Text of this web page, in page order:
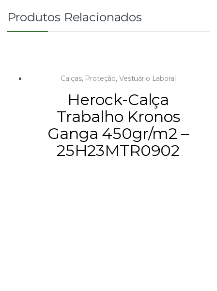
Produtos Relacionados
Calças, Proteção, Vestuário Laboral
Herock-Calça
Trabalho Kronos
Ganga 450gr/m2 –
25H23MTR0902